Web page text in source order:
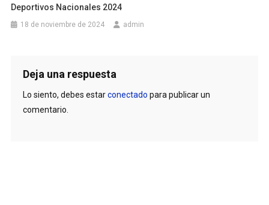
Deportivos Nacionales 2024
18 de noviembre de 2024 admin
Deja una respuesta
Lo siento, debes estarconectado para publicar un
comentario.